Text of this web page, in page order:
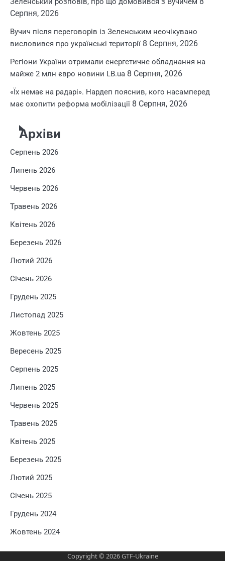
Серпня, 2026
Вучич після переговорів із Зеленським неочікувано
висловився про українські території 8 Серпня, 2026
Регіони України отримали енергетичне обладнання на
майже 2 млн євро новини LB.ua 8 Серпня, 2026
«Їх немає на радарі». Нардеп пояснив, кого насамперед
має охопити реформа мобілізації 8 Серпня, 2026
Архіви
Серпень 2026
Липень 2026
Червень 2026
Травень 2026
Квітень 2026
Березень 2026
Лютий 2026
Січень 2026
Грудень 2025
Листопад 2025
Жовтень 2025
Вересень 2025
Серпень 2025
Липень 2025
Червень 2025
Травень 2025
Квітень 2025
Березень 2025
Лютий 2025
Січень 2025
Грудень 2024
Жовтень 2024
Copyright © 2026GTF-Ukraine